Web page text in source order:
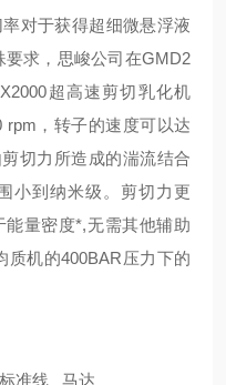
对于获得超细微悬浮液
求， 思峻公司在GMD2
X2000超高速剪切乳化机
rpm，转子的速度可以达
切力所造成的湍流结合
小到纳米级。剪切力更
量密度*,无需其他辅助
质机的400BAR压力下的
标准线
马达